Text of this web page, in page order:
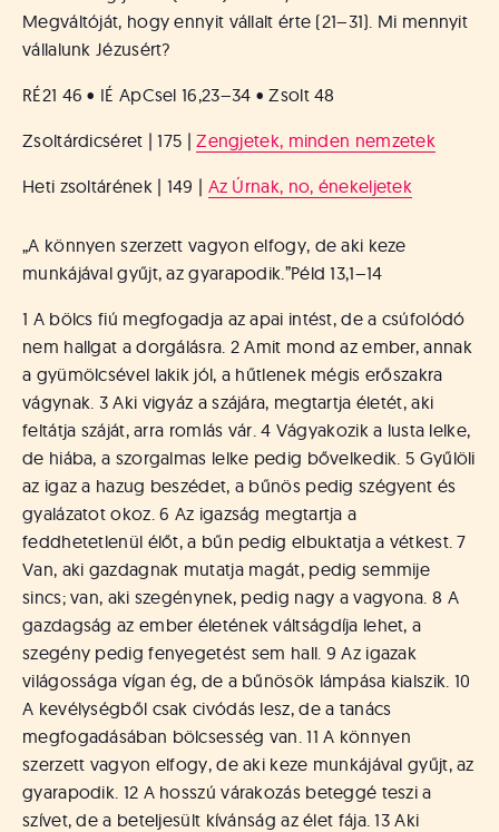
Megváltóját, hogy ennyit vállalt érte (21–31). Mi mennyit
vállalunk Jézusért?
RÉ21 46 • IÉ ApCsel 16,23–34 • Zsolt 48
Zsoltárdicséret | 175 |Zengjetek, minden nemzetek
Heti zsoltárének | 149 | Az Úrnak, no, énekeljetek
„A könnyen szerzett vagyon elfogy, de aki keze
munkájával gyűjt, az gyarapodik.”Péld 13,1–14
1 A bölcs fiú megfogadja az apai intést, de a csúfolódó
nem hallgat a dorgálásra. 2 Amit mond az ember, annak
a gyümölcsével lakik jól, a hűtlenek mégis erőszakra
vágynak. 3 Aki vigyáz a szájára, megtartja életét, aki
feltátja száját, arra romlás vár. 4 Vágyakozik a lusta lelke,
de hiába, a szorgalmas lelke pedig bővelkedik. 5 Gyűlöli
az igaz a hazug beszédet, a bűnös pedig szégyent és
gyalázatot okoz. 6 Az igazság megtartja a
feddhetetlenül élőt, a bűn pedig elbuktatja a vétkest. 7
Van, aki gazdagnak mutatja magát, pedig semmije
sincs; van, aki szegénynek, pedig nagy a vagyona. 8 A
gazdagság az ember életének váltságdíja lehet, a
szegény pedig fenyegetést sem hall. 9 Az igazak
világossága vígan ég, de a bűnösök lámpása kialszik. 10
A kevélységből csak civódás lesz, de a tanács
megfogadásában bölcsesség van. 11 A könnyen
szerzett vagyon elfogy, de aki keze munkájával gyűjt, az
gyarapodik. 12 A hosszú várakozás beteggé teszi a
szívet, de a beteljesült kívánság az élet fája. 13 Aki